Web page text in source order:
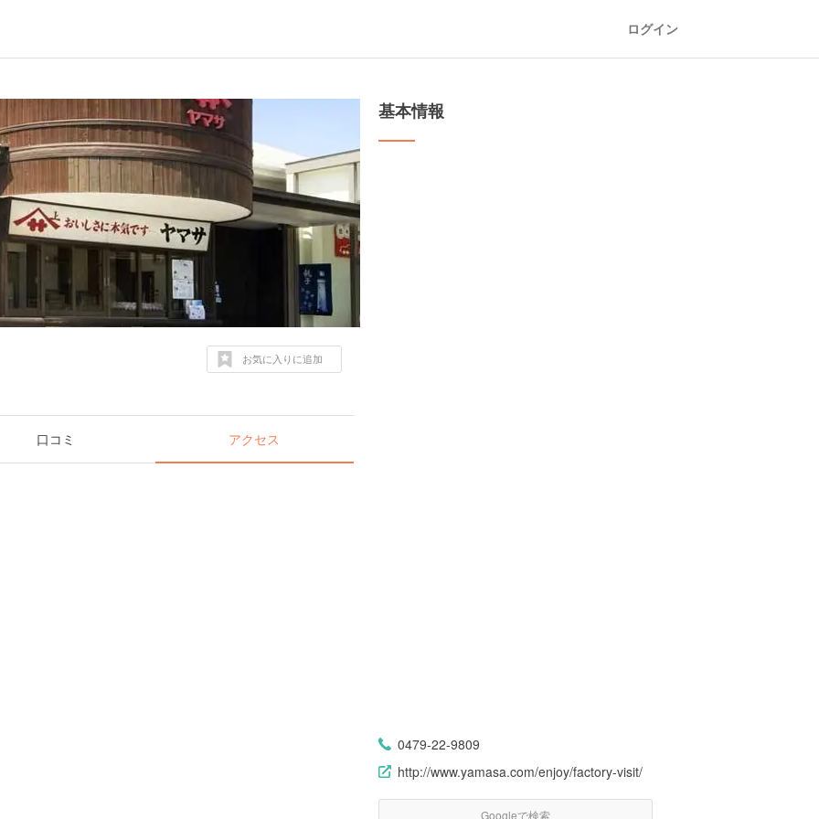
ログイン
お気に入りに追加
口コミ アクセス
基本情報
0479-22-9809
http://www.yamasa.com/enjoy/factory-visit/
Googleで検索